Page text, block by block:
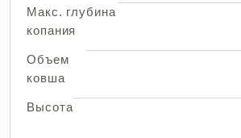
Макс. глубина
копания
Объем
ковша
Высота